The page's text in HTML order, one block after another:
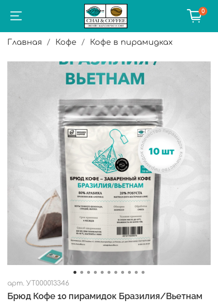
0
Главная Кофе Кофе в пирамидках
арт. УТ000013346
Брюд Кофе 10 пирамидок Бразилия/Вьетнам